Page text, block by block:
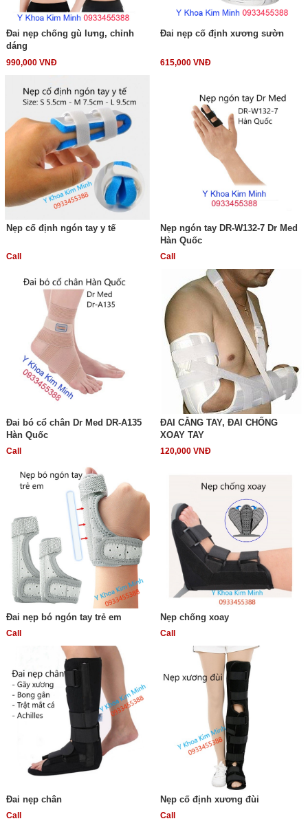
Đai nẹp chống gù lưng, chỉnh
dáng
990,000 VNĐ
Đai nẹp cố định xương sườn
615,000 VNĐ
Nẹp cố định ngón tay y tế
Call
Nẹp ngón tay DR-W132-7 Dr Med
Hàn Quốc
Call
Đai bó cổ chân Dr Med DR-A135
Hàn Quốc
Call
ĐAI CẴNG TAY, ĐAI CHỐNG
XOAY TAY
120,000 VNĐ
Đai nẹp bó ngón tay trẻ em
Call
Nẹp chống xoay
Call
Đai nẹp chân
Call
Nẹp cố định xương đùi
Call